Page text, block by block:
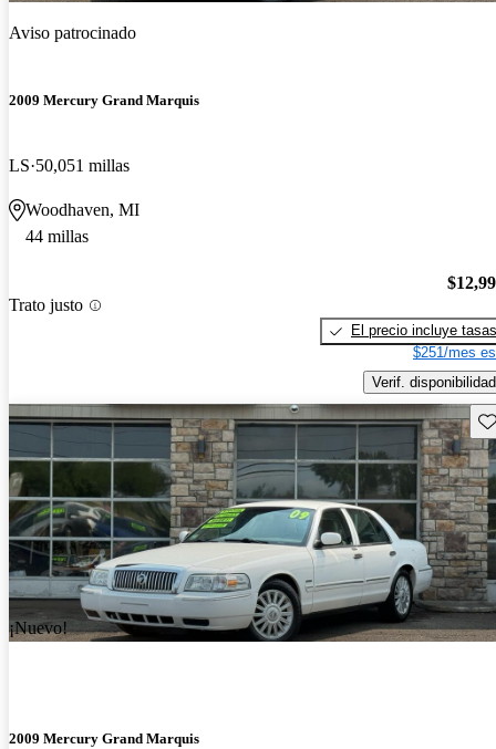
Aviso patrocinado
2009 Mercury Grand Marquis
LS 50,051 millas
Woodhaven, MI
44 millas
Trato justo
El precio incluye tasas
$251/mes
Verif. disponibilidad
¡Nuevo!
2009 Mercury Grand Marquis